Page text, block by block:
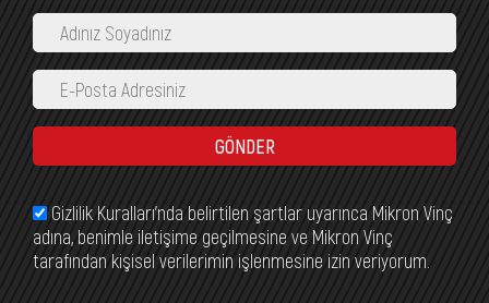
GÖNDER
Gizlilik Kuralları’nda belirtilen şartlar uyarınca Mikron Vinç
adına, benimle iletişime geçilmesine ve Mikron Vinç
tarafından kişisel verilerimin işlenmesine izin veriyorum.